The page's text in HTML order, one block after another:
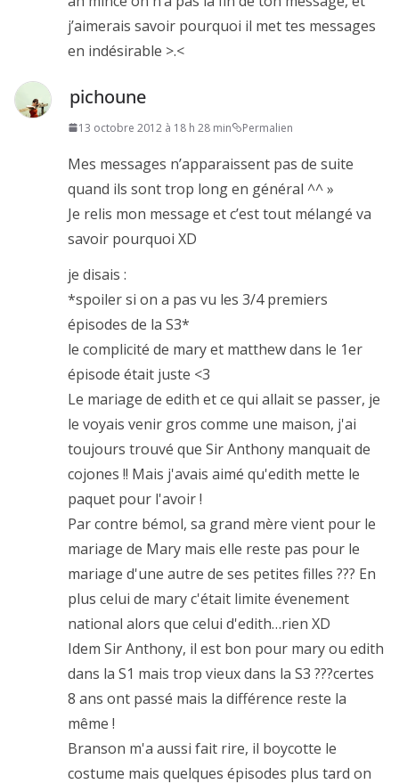
j’aimerais savoir pourquoi il met tes messages
en indésirable >.<
pichoune
13 octobre 2012 à 18 h 28 min Permalien
Mes messages n’apparaissent pas de suite
quand ils sont trop long en général ^^ »
Je relis mon message et c’est tout mélangé va
savoir pourquoi XD
je disais :
*spoiler si on a pas vu les 3/4 premiers
épisodes de la S3*
le complicité de mary et matthew dans le 1er
épisode était juste <3
Le mariage de edith et ce qui allait se passer, je
le voyais venir gros comme une maison, j'ai
toujours trouvé que Sir Anthony manquait de
cojones !! Mais j'avais aimé qu'edith mette le
paquet pour l'avoir !
Par contre bémol, sa grand mère vient pour le
mariage de Mary mais elle reste pas pour le
mariage d'une autre de ses petites filles ??? En
plus celui de mary c'était limite évenement
national alors que celui d'edith…rien XD
Idem Sir Anthony, il est bon pour mary ou edith
dans la S1 mais trop vieux dans la S3 ???certes
8 ans ont passé mais la différence reste la
même !
Branson m'a aussi fait rire, il boycotte le
costume mais quelques épisodes plus tard on